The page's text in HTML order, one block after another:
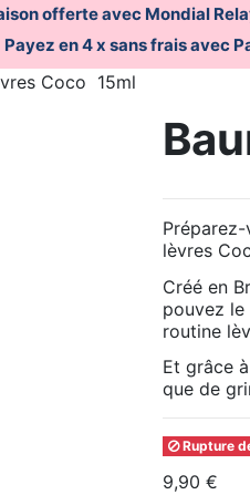
offerte avec Mondial
Payez en 4 x sans frais avec
Coco  15ml
lèvres
Créé en
pouvez
routine
Et grâce
que de
Rupture
9,90 €